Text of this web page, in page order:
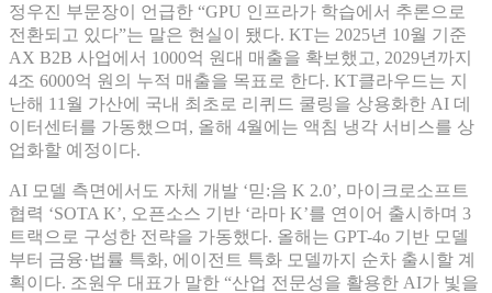
정우진 부문장이 언급한 “GPU 인프라가 학습에서 추론으로
전환되고 있다”는 말은 현실이 됐다. KT는 2025년 10월 기준
AX B2B 사업에서 1000억 원대 매출을 확보했고, 2029년까지
4조 6000억 원의 누적 매출을 목표로 한다. KT클라우드는 지
난해 11월 가산에 국내 최초로 리퀴드 쿨링을 상용화한 AI 데
이터센터를 가동했으며, 올해 4월에는 액침 냉각 서비스를 상
업화할 예정이다.
AI 모델 측면에서도 자체 개발 ‘믿:음 K 2.0’, 마이크로소프트
협력 ‘SOTA K’, 오픈소스 기반 ‘라마 K’를 연이어 출시하며 3
트랙으로 구성한 전략을 가동했다. 올해는 GPT-4o 기반 모델
부터 금융·법률 특화, 에이전트 특화 모델까지 순차 출시할 계
획이다. 조원우 대표가 말한 “산업 전문성을 활용한 AI가 빛을